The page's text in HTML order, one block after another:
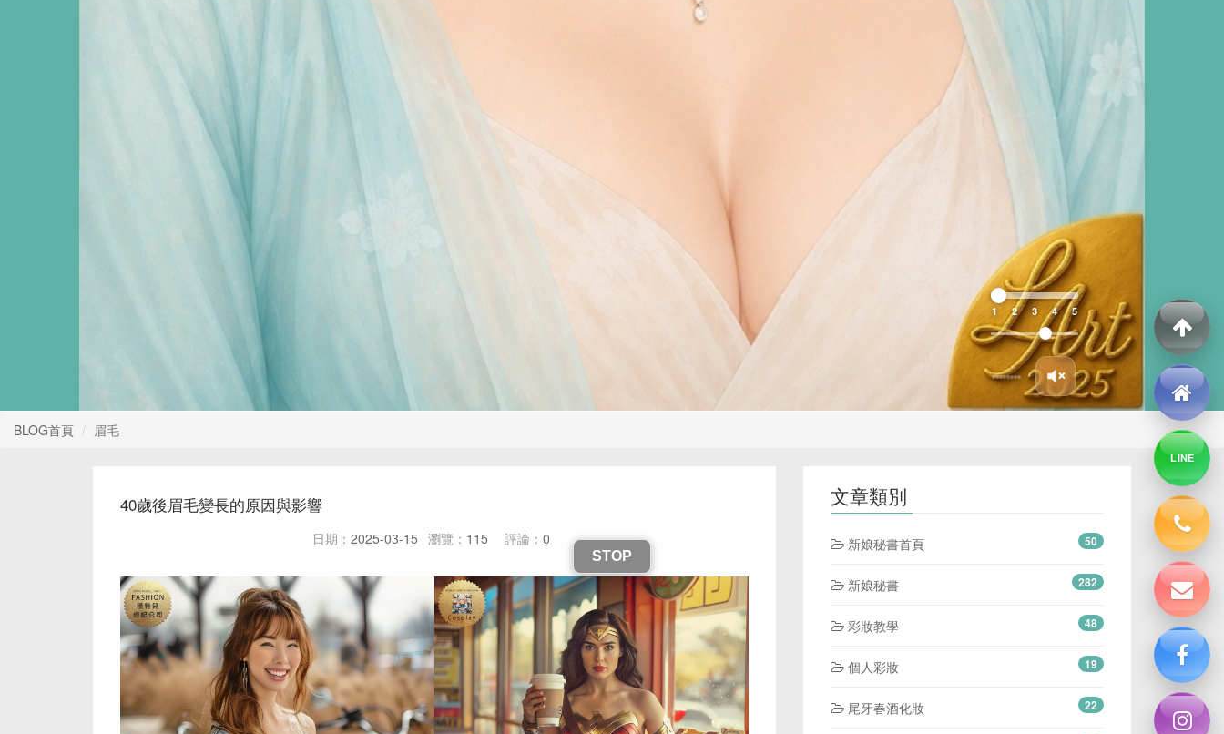
1 2 3 4 5
BLOG首頁 眉毛
40歲後眉毛變長的原因與影響
日期： 2025-03-15 瀏覽： 115 評論： 0
文章類別
新娘秘書首頁 50
新娘秘書 282
彩妝教學 48
個人彩妝 19
尾牙春酒化妝 22
STOP
LINE